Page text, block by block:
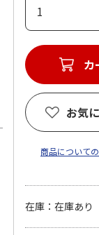
カ
お気
商品について
在庫：在庫あり